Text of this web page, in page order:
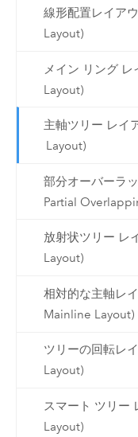
線形配置レイア
Layout)
メイン リング
Layout)
主軸ツリー レイ
Layout)
部分オーバーラ
Partial
放射状ツリー レ
Layout)
相対的な主軸レ
Mainline Layout)
ツリーの回転レ
Layout)
スマート ツリー
Layout)